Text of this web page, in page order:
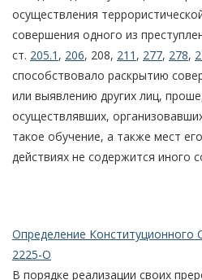
осуществления
совершения одного из
ст. 205.1 , 206, 208, 211 , 277, 278,
способствовало раскрытию
или выявлению других лиц,
осуществлявших,
такое обучение, а также мест
действиях не содержится иного
Определение Конституционного
2225-О
В порядке реализации своих